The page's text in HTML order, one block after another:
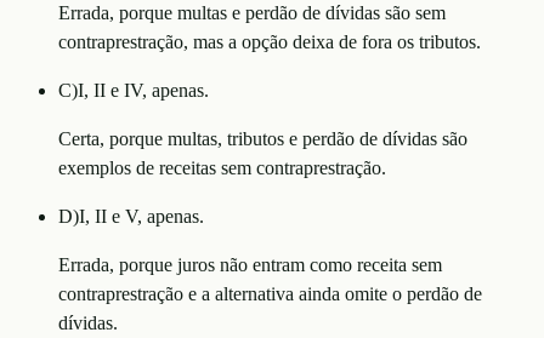
Errada, porque multas e perdão de dívidas são sem
contraprestração, mas a opção deixa de fora os tributos.
C)I, II e IV, apenas.
Certa, porque multas, tributos e perdão de dívidas são
exemplos de receitas sem contraprestração.
D)I, II e V, apenas.
Errada, porque juros não entram como receita sem
contraprestração e a alternativa ainda omite o perdão de
dívidas.